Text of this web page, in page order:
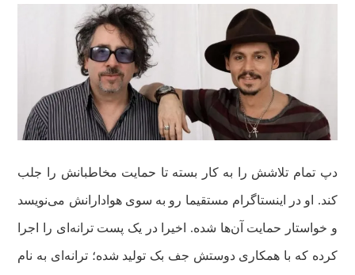
دپ تمام تلاشش را به کار بسته تا حمایت مخاطبانش را جلب
کند. او در اینستاگرام مستقیما رو به سوی هوادارانش می‌نویسد
و خواستار حمایت آن‌ها شده. اخیرا در یک پست ترانه‌ای را اجرا
کرده که با همکاری دوستش جف بک تولید شده؛ ترانه‌ای به نام